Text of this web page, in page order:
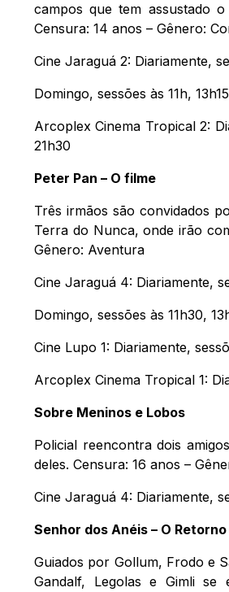
campos que tem assustado
Censura: 14 anos – Gênero:
Cine Jaraguá 2: Diariamente,
Domingo, sessões às 11h,
Arcoplex Cinema Tropical 2:
21h30
Peter Pan – O filme
Três irmãos são convidados
Terra do Nunca, onde irão
Gênero: Aventura
Cine Jaraguá 4: Diariamente,
Domingo, sessões às 11h30,
Cine Lupo 1: Diariamente,
Arcoplex Cinema Tropical 1:
Sobre Meninos e Lobos
Policial reencontra dois
deles. Censura: 16 anos –
Cine Jaraguá 4: Diariamente,
Senhor dos Anéis – O Retorno
Guiados por Gollum, Frodo e
Gandalf, Legolas e Gimli